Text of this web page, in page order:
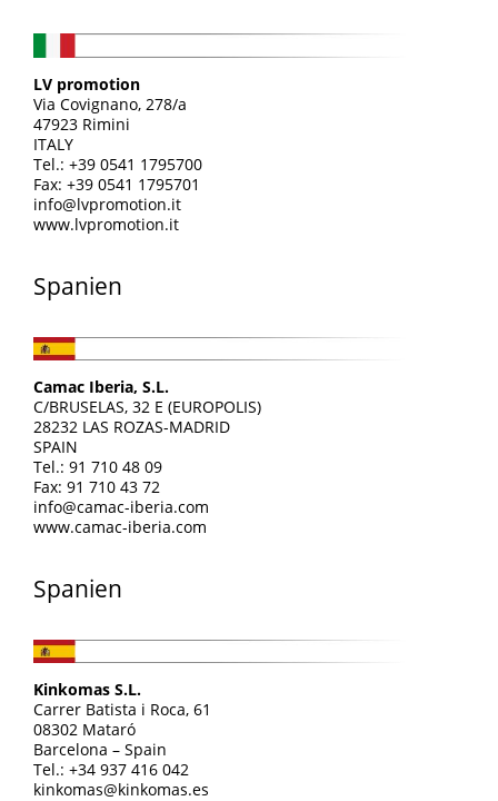
LV promotion
Via Covignano, 278/a
47923 Rimini
ITALY
Tel.: +39 0541 1795700
Fax: +39 0541 1795701
info@lvpromotion.it
www.lvpromotion.it
Spanien
Camac Iberia, S.L.
C/BRUSELAS, 32 E (EUROPOLIS)
28232 LAS ROZAS-MADRID
SPAIN
Tel.: 91 710 48 09
Fax: 91 710 43 72
info@camac-iberia.com
www.camac-iberia.com
Spanien
Kinkomas S.L.
Carrer Batista i Roca, 61
08302 Mataró
Barcelona – Spain
Tel.: +34 937 416 042
kinkomas@kinkomas.es